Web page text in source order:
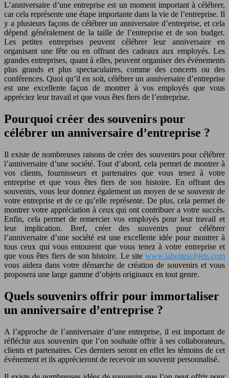
L’anniversaire d’une entreprise est un moment important à célébrer,
car cela représente une étape importante dans la vie de l’entreprise. Il
y a plusieurs façons de célébrer un anniversaire d’entreprise, et cela
dépend généralement de la taille de l’entreprise et de son budget.
Les petites entreprises peuvent célébrer leur anniversaire en
organisant une fête ou en offrant des cadeaux aux employés. Les
grandes entreprises, quant à elles, peuvent organiser des événements
plus grands et plus spectaculaires, comme des concerts ou des
conférences. Quoi qu’il en soit, célébrer un anniversaire d’entreprise
est une excellente façon de montrer à vos employés que vous
appréciez leur travail et que vous êtes fiers de l’entreprise.
Pourquoi créer des souvenirs pour
célébrer un anniversaire d’entreprise ?
Il existe de nombreuses raisons de créer des souvenirs pour célébrer
l’anniversaire d’une société. Tout d’abord, cela permet de montrer à
vos clients, fournisseurs et partenaires que vous tenez à votre
entreprise et que vous êtes fiers de son histoire. En offrant des
souvenirs, vous leur donnez également un moyen de se souvenir de
votre entreprise et de ce qu’elle représente. De plus, cela permet de
montrer votre appréciation à ceux qui ont contribuer a votre succès.
Enfin, cela permet de remercier vos employés pour leur travail et
leur implication. Bref, créer des souvenirs pour célébrer
l’anniversaire d’une société est une excellente idée pour montrer à
tous ceux qui vous entourent que vous tenez à votre entreprise et
que vous êtes fiers de son histoire. Le site www.laboiteaobjets.com
vous aidera dans votre démarche de création de souvenirs et vous
proposera une large gamme d’objets originaux en tout genre.
Quels souvenirs offrir pour immortaliser
un anniversaire d’entreprise ?
A l’approche de l’anniversaire d’une entreprise, il est important de
réfléchir aux souvenirs que l’on souhaite offrir à ses collaborateurs,
clients et partenaires. Ces derniers seront en effet les témoins de cet
événement et ils apprécieront de recevoir un souvenir personnalisé.